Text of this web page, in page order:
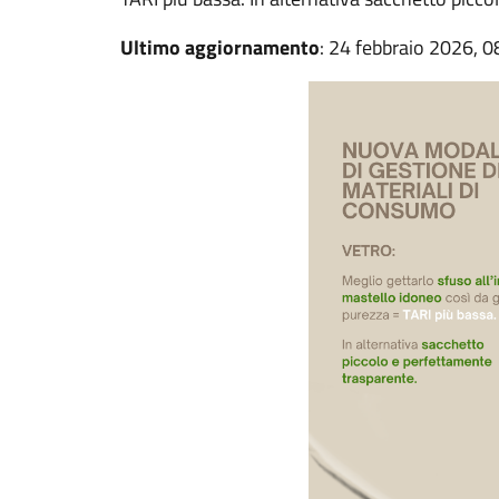
Ultimo aggiornamento: 24 febbraio 2026,